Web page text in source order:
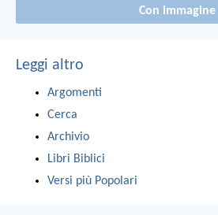
Con immagine
Leggi altro
Argomenti
Cerca
Archivio
Libri Biblici
Versi più Popolari